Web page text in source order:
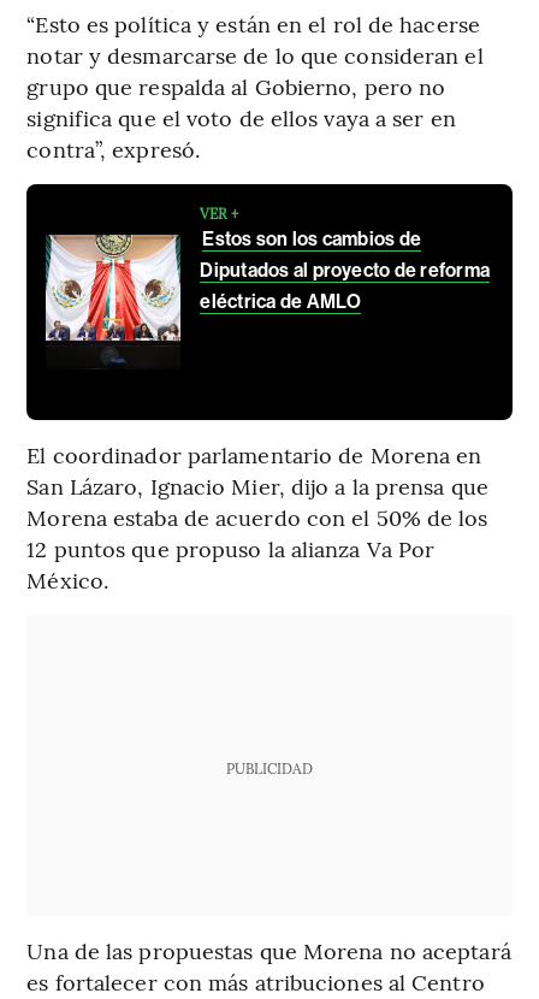
“Esto es política y están en el rol de hacerse
notar y desmarcarse de lo que consideran el
grupo que respalda al Gobierno, pero no
significa que el voto de ellos vaya a ser en
contra”, expresó.
VER +
Estos son los cambios de
Diputados al proyecto de reforma
eléctrica de AMLO
El coordinador parlamentario de Morena en
San Lázaro, Ignacio Mier, dijo a la prensa que
Morena estaba de acuerdo con el 50% de los
12 puntos que propuso la alianza Va Por
México.
PUBLICIDAD
Una de las propuestas que Morena no aceptará
es fortalecer con más atribuciones al Centro